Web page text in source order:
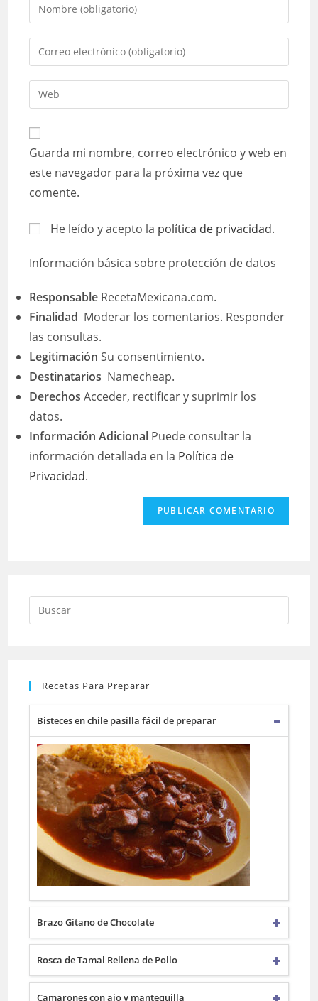
Introduce
tu
nombre
de
usuario
para
comentar
Introduce
tu
dirección
de
electrónico
para
comentar
Introduce
la
URL
de
tu
web
(opcional)
Guarda mi nombre, correo electrónico y web en
este navegador para la próxima vez que
comente.
He leído y acepto la política de privacidad.
Información básica sobre protección de datos
Responsable RecetaMexicana.com.
Finalidad Moderar los comentarios. Responder
las consultas.
Legitimación Su consentimiento.
Destinatarios Namecheap.
Derechos Acceder, rectificar y suprimir los
datos.
Información Adicional Puede consultar la
información detallada en la Política de
Privacidad.
Buscar:
Recetas Para Preparar
Bisteces en chile pasilla fácil de preparar
Brazo Gitano de Chocolate
Rosca de Tamal Rellena de Pollo
Camarones con ajo y mantequilla